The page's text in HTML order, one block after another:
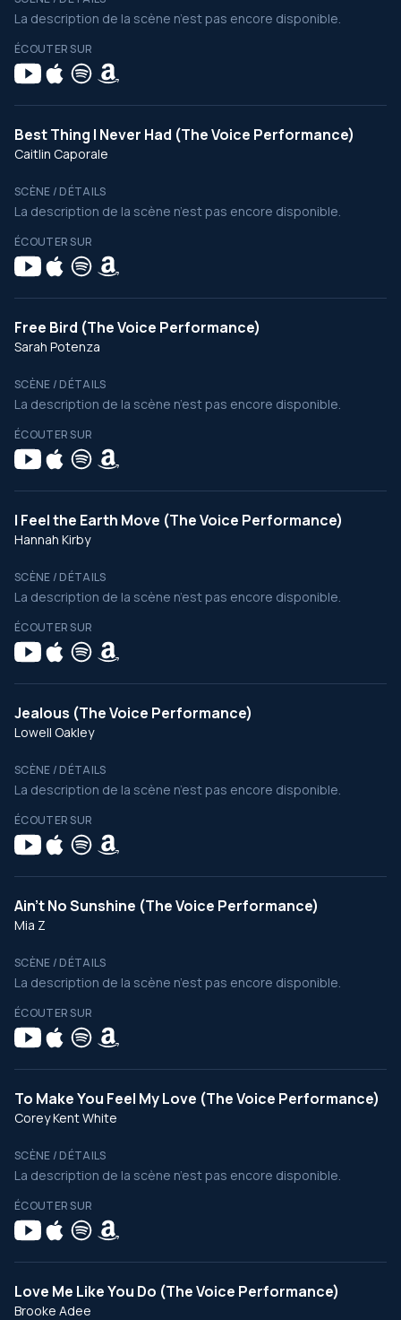
La description de la scène n’est pas encore disponible.
ÉCOUTER SUR
Best Thing I Never Had (The Voice Performance)
Caitlin Caporale
SCÈNE / DÉTAILS
La description de la scène n’est pas encore disponible.
ÉCOUTER SUR
Free Bird (The Voice Performance)
Sarah Potenza
SCÈNE / DÉTAILS
La description de la scène n’est pas encore disponible.
ÉCOUTER SUR
I Feel the Earth Move (The Voice Performance)
Hannah Kirby
SCÈNE / DÉTAILS
La description de la scène n’est pas encore disponible.
ÉCOUTER SUR
Jealous (The Voice Performance)
Lowell Oakley
SCÈNE / DÉTAILS
La description de la scène n’est pas encore disponible.
ÉCOUTER SUR
Ain’t No Sunshine (The Voice Performance)
Mia Z
SCÈNE / DÉTAILS
La description de la scène n’est pas encore disponible.
ÉCOUTER SUR
To Make You Feel My Love (The Voice Performance)
Corey Kent White
SCÈNE / DÉTAILS
La description de la scène n’est pas encore disponible.
ÉCOUTER SUR
Love Me Like You Do (The Voice Performance)
Brooke Adee